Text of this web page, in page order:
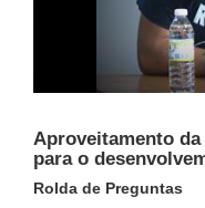
Aproveitamento
para o
Rolda de Preguntas